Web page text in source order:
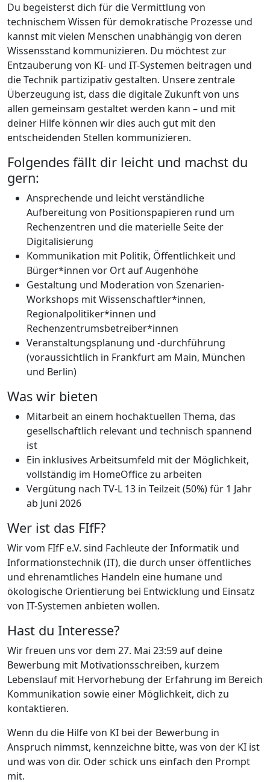
Du begeisterst dich für die Vermittlung von
technischem Wissen für demokratische Prozesse und
kannst mit vielen Menschen unabhängig von deren
Wissensstand kommunizieren. Du möchtest zur
Entzauberung von KI- und IT-Systemen beitragen und
die Technik partizipativ gestalten. Unsere zentrale
Überzeugung ist, dass die digitale Zukunft von uns
allen gemeinsam gestaltet werden kann – und mit
deiner Hilfe können wir dies auch gut mit den
entscheidenden Stellen kommunizieren.
Folgendes fällt dir leicht und machst du
gern:
Ansprechende und leicht verständliche
Aufbereitung von Positionspapieren rund um
Rechenzentren und die materielle Seite der
Digitalisierung
Kommunikation mit Politik, Öffentlichkeit und
Bürger*innen vor Ort auf Augenhöhe
Gestaltung und Moderation von Szenarien-
Workshops mit Wissenschaftler*innen,
Regionalpolitiker*innen und
Rechenzentrumsbetreiber*innen
Veranstaltungsplanung und -durchführung
(voraussichtlich in Frankfurt am Main, München
und Berlin)
Was wir bieten
Mitarbeit an einem hochaktuellen Thema, das
gesellschaftlich relevant und technisch spannend
ist
Ein inklusives Arbeitsumfeld mit der Möglichkeit,
vollständig im HomeOffice zu arbeiten
Vergütung nach TV-L 13 in Teilzeit (50%) für 1 Jahr
ab Juni 2026
Wer ist das FIfF?
Wir vom FIfF e.V. sind Fachleute der Informatik und
Informationstechnik (IT), die durch unser öffentliches
und ehrenamtliches Handeln eine humane und
ökologische Orientierung bei Entwicklung und Einsatz
von IT-Systemen anbieten wollen.
Hast du Interesse?
Wir freuen uns vor dem 27. Mai 23:59 auf deine
Bewerbung mit Motivationsschreiben, kurzem
Lebenslauf mit Hervorhebung der Erfahrung im Bereich
Kommunikation sowie einer Möglichkeit, dich zu
kontaktieren.
Wenn du die Hilfe von KI bei der Bewerbung in
Anspruch nimmst, kennzeichne bitte, was von der KI ist
und was von dir. Oder schick uns einfach den Prompt
mit.